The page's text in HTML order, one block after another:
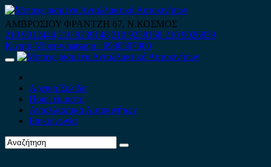
Skip
to
content
ΑΜΒΡΟΣΙΟΥ ΦΡΑΝΤΖΗ 67, Ν.ΚΟΣΜΟΣ
210 9012444 210 9239148 210 9238158 210 9026839
Κινητό-Viber-whatsapp : 6980507900
Primary
Αρχική Σελίδα
Ποιοί είμαστε
Ανταλλακτικά Αυτοκινήτων
Επικοινωνία